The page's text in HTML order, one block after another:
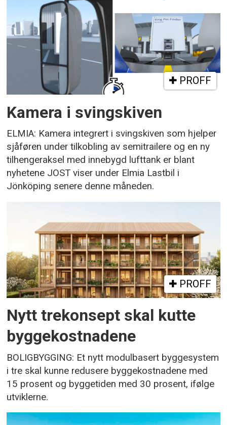
PROFF
Kamera i svingskiven
ELMIA: Kamera integrert i svingskiven som hjelper
sjåføren under tilkobling av semitrailere og en ny
tilhengeraksel med innebygd lufttank er blant
nyhetene JOST viser under Elmia Lastbil i
Jönköping senere denne måneden.
PROFF
Nytt trekonsept skal kutte
byggekostnadene
BOLIGBYGGING: Et nytt modulbasert byggesystem
i tre skal kunne redusere byggekostnadene med
15 prosent og byggetiden med 30 prosent, ifølge
utviklerne.